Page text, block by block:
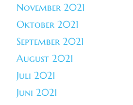
November 2021
Oktober 2021
September 2021
August 2021
Juli 2021
Juni 2021